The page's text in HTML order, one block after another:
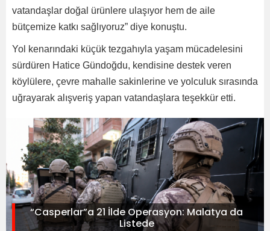
vatandaşlar doğal ürünlere ulaşıyor hem de aile
bütçemize katkı sağlıyoruz” diye konuştu.
Yol kenarındaki küçük tezgahıyla yaşam mücadelesini
sürdüren Hatice Gündoğdu, kendisine destek veren
köylülere, çevre mahalle sakinlerine ve yolculuk sırasında
uğrayarak alışveriş yapan vatandaşlara teşekkür etti.
“Casperlar”a 21 İlde Operasyon: Malatya da
Listede